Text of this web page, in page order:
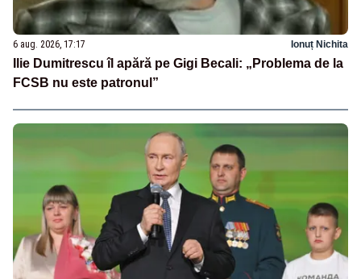
6 aug. 2026, 17:17 Ionuț Nichita
Ilie Dumitrescu îl apără pe Gigi Becali: „Problema de la
FCSB nu este patronul”